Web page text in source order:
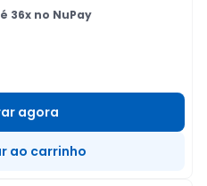
36x no NuPay
agora
ao carrinho